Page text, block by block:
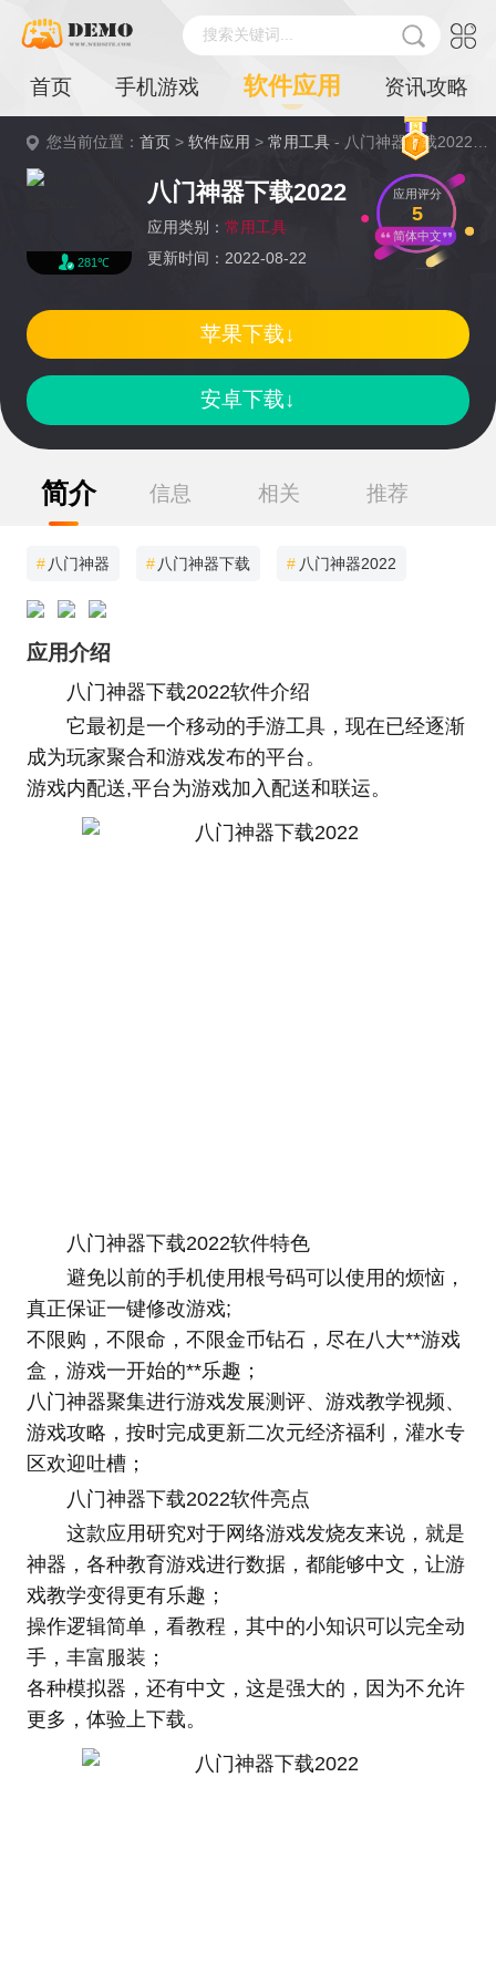
搜索关键词...
首页 手机游戏 软件应用 资讯攻略
您当前位置：首页 >软件应用 >常用工具 - 八门神器下载2022详情
281℃
八门神器下载2022
应用类别： 常用工具
更新时间：2022-08-22
应用评分
5
简体中文
安卓下载↓
苹果下载↓
简介 信息 相关 推荐
# 八门神器 # 八门神器下载 # 八门神器2022
应用介绍
八门神器下载2022软件介绍
它最初是一个移动的手游工具，现在已经逐渐
成为玩家聚合和游戏发布的平台。
游戏内配送,平台为游戏加入配送和联运。
八门神器下载2022软件特色
避免以前的手机使用根号码可以使用的烦恼，
真正保证一键修改游戏;
不限购，不限命，不限金币钻石，尽在八大**游戏
盒，游戏一开始的**乐趣；
八门神器聚集进行游戏发展测评、游戏教学视频、
游戏攻略，按时完成更新二次元经济福利，灌水专
区欢迎吐槽；
八门神器下载2022软件亮点
这款应用研究对于网络游戏发烧友来说，就是
神器，各种教育游戏进行数据，都能够中文，让游
戏教学变得更有乐趣；
操作逻辑简单，看教程，其中的小知识可以完全动
手，丰富服装；
各种模拟器，还有中文，这是强大的，因为不允许
更多，体验上下载。